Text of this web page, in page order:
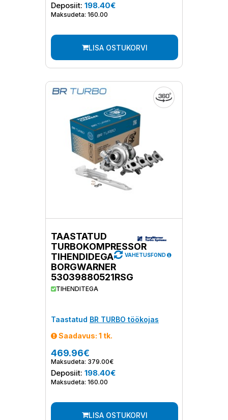
Deposiit: 198.40€
Maksudeta: 160.00
LISA OSTUKORVI
TAASTATUD
TURBOKOMPRESSOR
TIHENDIDEGA
BORGWARNER
53039880521RSG
TIHENDITEGA
Taastatud BR TURBO töökojas
Saadavus: 1 tk.
469.96€
Maksudeta: 379.00€
Deposiit: 198.40€
Maksudeta: 160.00
VAHETUSFOND
LISA OSTUKORVI